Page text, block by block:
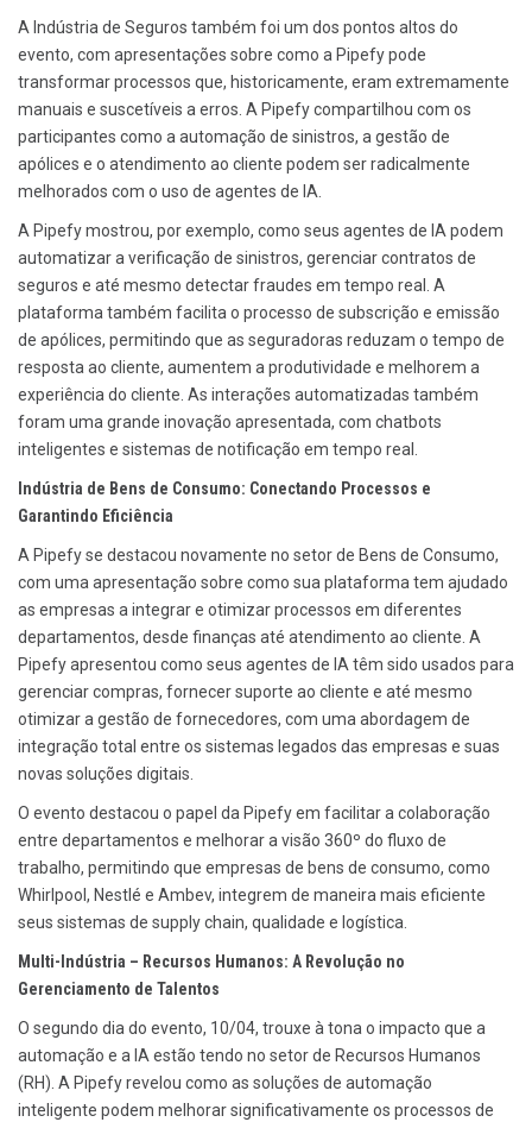
A Indústria de Seguros também foi um dos pontos altos do
evento, com apresentações sobre como a Pipefy pode
transformar processos que, historicamente, eram extremamente
manuais e suscetíveis a erros. A Pipefy compartilhou com os
participantes como a automação de sinistros, a gestão de
apólices e o atendimento ao cliente podem ser radicalmente
melhorados com o uso de agentes de IA.
A Pipefy mostrou, por exemplo, como seus agentes de IA podem
automatizar a verificação de sinistros, gerenciar contratos de
seguros e até mesmo detectar fraudes em tempo real. A
plataforma também facilita o processo de subscrição e emissão
de apólices, permitindo que as seguradoras reduzam o tempo de
resposta ao cliente, aumentem a produtividade e melhorem a
experiência do cliente. As interações automatizadas também
foram uma grande inovação apresentada, com chatbots
inteligentes e sistemas de notificação em tempo real.
Indústria de Bens de Consumo: Conectando Processos e
Garantindo Eficiência
A Pipefy se destacou novamente no setor de Bens de Consumo,
com uma apresentação sobre como sua plataforma tem ajudado
as empresas a integrar e otimizar processos em diferentes
departamentos, desde finanças até atendimento ao cliente. A
Pipefy apresentou como seus agentes de IA têm sido usados para
gerenciar compras, fornecer suporte ao cliente e até mesmo
otimizar a gestão de fornecedores, com uma abordagem de
integração total entre os sistemas legados das empresas e suas
novas soluções digitais.
O evento destacou o papel da Pipefy em facilitar a colaboração
entre departamentos e melhorar a visão 360º do fluxo de
trabalho, permitindo que empresas de bens de consumo, como
Whirlpool, Nestlé e Ambev, integrem de maneira mais eficiente
seus sistemas de supply chain, qualidade e logística.
Multi-Indústria – Recursos Humanos: A Revolução no
Gerenciamento de Talentos
O segundo dia do evento, 10/04, trouxe à tona o impacto que a
automação e a IA estão tendo no setor de Recursos Humanos
(RH). A Pipefy revelou como as soluções de automação
inteligente podem melhorar significativamente os processos de